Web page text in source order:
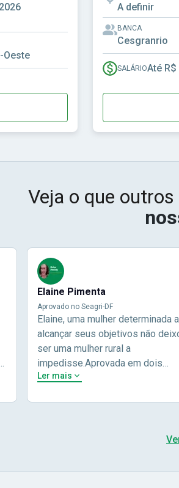
Oeste
A definir
BANCA
Cesgranrio
SALÁRIOAté R$
Veja o que
Elaine Pimenta
Aprovado no Seagri-DF
Elaine, uma mulher determinada a
alcançar seus objetivos não
ser uma mulher rural a
impedisse.Aprovada em dois
concursos públicos e sendo
objetivos para alcançá-los.Ela
Ler mais